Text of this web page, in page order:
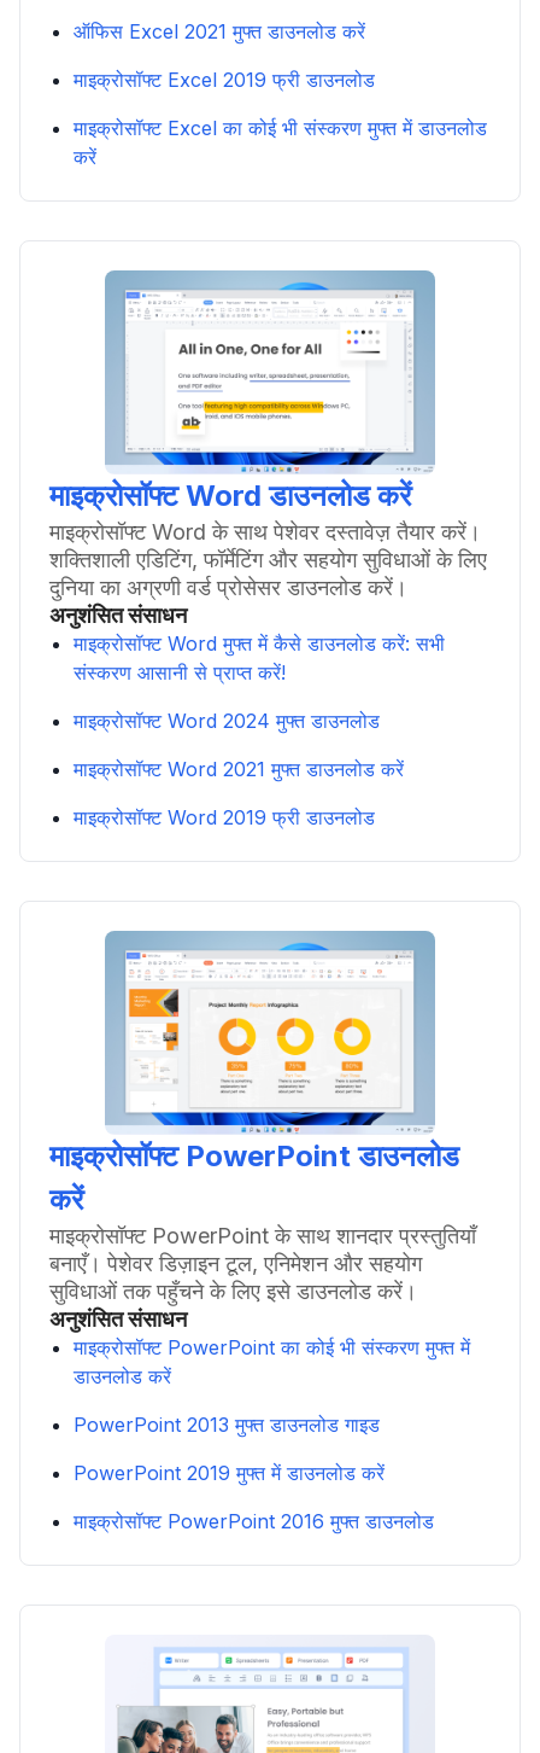
ऑफिस Excel 2021 मुफ्त डाउनलोड करें
माइक्रोसॉफ्ट Excel 2019 फ्री डाउनलोड
माइक्रोसॉफ्ट Excel का कोई भी संस्करण मुफ्त में डाउनलोड
करें
माइक्रोसॉफ्ट Word डाउनलोड करें
माइक्रोसॉफ्ट Word के साथ पेशेवर दस्तावेज़ तैयार करें।
शक्तिशाली एडिटिंग, फॉर्मेटिंग और सहयोग सुविधाओं के लिए
दुनिया का अग्रणी वर्ड प्रोसेसर डाउनलोड करें।
अनुशंसित संसाधन
माइक्रोसॉफ्ट Word मुफ्त में कैसे डाउनलोड करें: सभी
संस्करण आसानी से प्राप्त करें!
माइक्रोसॉफ्ट Word 2024 मुफ्त डाउनलोड
माइक्रोसॉफ्ट Word 2021 मुफ्त डाउनलोड करें
माइक्रोसॉफ्ट Word 2019 फ्री डाउनलोड
माइक्रोसॉफ्ट PowerPoint डाउनलोड
करें
माइक्रोसॉफ्ट PowerPoint के साथ शानदार प्रस्तुतियाँ
बनाएँ। पेशेवर डिज़ाइन टूल, एनिमेशन और सहयोग
सुविधाओं तक पहुँचने के लिए इसे डाउनलोड करें।
अनुशंसित संसाधन
माइक्रोसॉफ्ट PowerPoint का कोई भी संस्करण मुफ्त में
डाउनलोड करें
PowerPoint 2013 मुफ्त डाउनलोड गाइड
PowerPoint 2019 मुफ्त में डाउनलोड करें
माइक्रोसॉफ्ट PowerPoint 2016 मुफ्त डाउनलोड